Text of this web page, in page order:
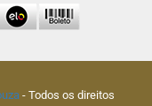
- Todos os direitos